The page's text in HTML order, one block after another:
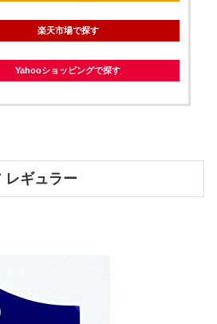
楽天市場で探す
Yahooショッピングで探す
レギュラー